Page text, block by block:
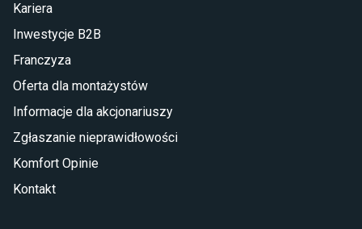
W NOWOCZESNYM STYLU?
KOLEKCJA NEW SOLEO
PASUJE DOSKONALE!
Kolekcja New Soleo została stworzona
z myślą o miłośnikach nowoczesnego stylu.
Różnorodne kształty kabin i subtelna elegancja
idą w parze z funkcjonalnością, a przy
Kariera
Inwestycje B2B
Franczyza
Oferta dla montażystów
Informacje dla akcjonariuszy
Zgłaszanie nieprawidłowości
Komfort Opinie
Kontakt